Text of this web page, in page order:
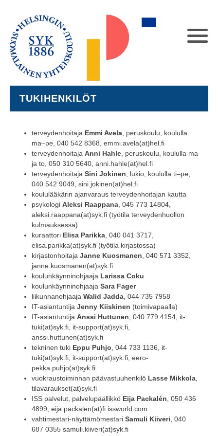
TUKIHENKILÖT
terveydenhoitaja Emmi Avela , peruskoulu, koululla
ma–pe, 040 542 8368, emmi.avela(at)hel.fi
terveydenhoitaja Anni Hahle , peruskoulu, koululla ma
ja to, 050 310 5640, anni.hahle(at)hel.fi
terveydenhoitaja Sini Jokinen , lukio, koululla ti–pe,
040 542 9049, sini.jokinen(at)hel.fi
koululääkärin ajanvaraus terveydenhoitajan kautta
psykologi Aleksi Raappana , 045 773 14804,
aleksi.raappana(at)syk.fi (työtila terveydenhuollon
kulmauksessa)
kuraattori Elisa Parikka , 040 041 3717,
elisa.parikka(at)syk.fi (työtila kirjastossa)
kirjastonhoitaja Janne Kuosmanen , 040 571 3352,
janne.kuosmanen(at)syk.fi
koulunkäynninohjaaja Larissa Coku
koulunkäynninohjaaja Sara Fager
liikunnanohjaaja Walid Jadda 044 735 7958
IT-asiantuntija Jenny Kiiskinen (toimivapaalla)
IT-asiantuntija Anssi Huttunen , 040 779 4154, it-
tuki(at)syk.fi, it-support(at)syk.fi,
anssi.huttunen(at)syk.fi
tekninen tuki Eppu Puhjo 044 733 1136, it-
tuki(at)syk.fi, it-support(at)syk.fi, eero-
pekka.puhjo(at)syk.fi
vuokraustoiminnan päävastuuhenkilö Lasse Mikkola
tilavaraukset(at)syk.fi
ISS palvelut, palvelupäällikkö Eija Packalén , 050 436
4899, eija.packalen(at)fi.issworld.com
vahtimestari-näyttämömestari Samuli Kiiveri , 040
687 0355 samuli.kiiveri(at)syk.fi